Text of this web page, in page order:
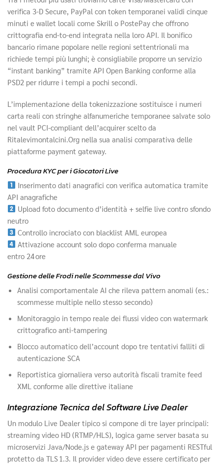
verifica 3‑D Secure, PayPal con token temporanei validi cinque
minuti e wallet locali come Skrill o PostePay che offrono
crittografia end‑to‑end integrata nella loro API. Il bonifico
bancario rimane popolare nelle regioni settentrionali ma
richiede tempi più lunghi; è consigliabile proporre un servizio
“instant banking” tramite API Open Banking conforme alla
PSD2 per ridurre i tempi a pochi secondi.
L’implementazione della tokenizzazione sostituisce i numeri
carta reali con stringhe alfanumeriche temporanee salvate solo
nel vault PCI‑compliant dell’acquirer scelto da
Ritalevimontalcini.Org nella sua analisi comparativa delle
piattaforme payment gateway.
Procedura KYC per i Giocatori Live
Inserimento dati anagrafici con verifica automatica tramite
API anagrafiche
Upload foto documento d’identità + selfie live contro sfondo
neutro
Controllo incrociato con blacklist AML europea
Attivazione account solo dopo conferma manuale
entro 24 ore
Gestione delle Frodi nelle Scommesse dal Vivo
Analisi comportamentale AI che rileva pattern anomali (es.:
scommesse multiple nello stesso secondo)
Monitoraggio in tempo reale dei flussi video con watermark
crittografico anti‑tampering
Blocco automatico dell’account dopo tre tentativi falliti di
autenticazione SCA
Reportistica giornaliera verso autorità fiscali tramite feed
XML conforme alle direttive italiane
Integrazione Tecnica del Software Live Dealer
Un modulo Live Dealer tipico si compone di tre layer principali:
streaming video HD (RTMP/HLS), logica game server basata su
microservizi Java/Node.js e gateway API per pagamenti RESTful
protetto da TLS 1.3. Il provider video deve essere certificato per